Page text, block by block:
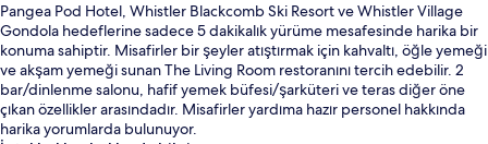
Pangea Pod Hotel, Whistler Blackcomb Ski Resort ve Whistler Village
Gondola hedeflerine sadece 5 dakikalık yürüme mesafesinde harika bir
konuma sahiptir. Misafirler bir şeyler atıştırmak için kahvaltı, öğle yemeği
ve akşam yemeği sunan The Living Room restoranını tercih edebilir. 2
bar/dinlenme salonu, hafif yemek büfesi/şarküteri ve teras diğer öne
çıkan özellikler arasındadır. Misafirler yardıma hazır personel hakkında
harika yorumlarda bulunuyor.